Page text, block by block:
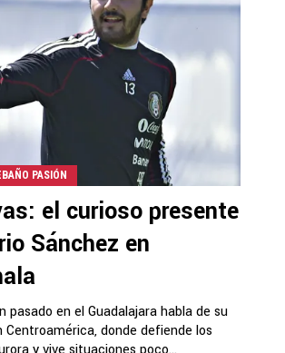
PASIÓN
el curioso presente
Sánchez en
pasado en el Guadalajara habla de su
Centroamérica, donde defiende los